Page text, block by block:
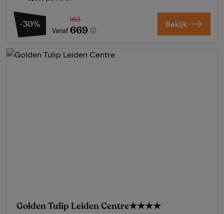
-30%
Vanaf
953
669 Bekijk
Golden Tulip Leiden Centre★★★★